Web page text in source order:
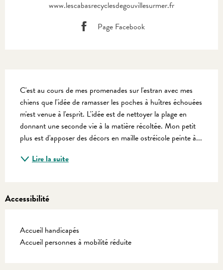
www.lescabasrecyclesdegouvillesurmer.fr
Page Facebook
C'est au cours de mes promenades sur l'estran avec mes
chiens que l'idée de ramasser les poches à huîtres échouées
m'est venue à l'esprit. L'idée est de nettoyer la plage en
donnant une seconde vie à la matière récoltée. Mon petit
plus est d'apposer des décors en maille ostréicole peinte à...
Lire la suite
Accessibilité
Accueil handicapés
Accueil personnes à mobilité réduite